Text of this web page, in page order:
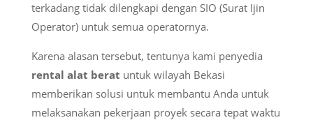
terkadang tidak dilengkapi dengan SIO (Surat Ijin
Operator) untuk semua operatornya.
Karena alasan tersebut, tentunya kami penyedia
rental alat berat untuk wilayah Bekasi
memberikan solusi untuk membantu Anda untuk
melaksanakan pekerjaan proyek secara tepat waktu